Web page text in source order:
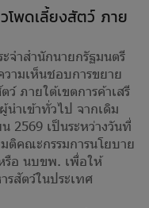
วโพดเลี้ยงสัตว์ ภาย
จำสำนักนายกรัฐมนตรี
ามเห็นชอบการขยาย
ว์ ภายใต้เขตการค้าเสรี
ำเข้าทั่วไป จากเดิม
2569 เป็นระหว่างวันที่
ติคณะกรรมการนโยบาย
รือ นบขพ. เพื่อให้
สัตว์ในประเทศ